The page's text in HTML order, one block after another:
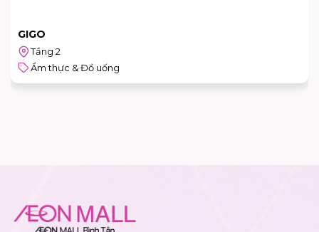
CANDY CRUSH
Tầng 2
Ẩm thực & Đồ uống